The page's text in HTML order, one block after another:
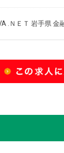
.ＮＥＴ 岩手県 金